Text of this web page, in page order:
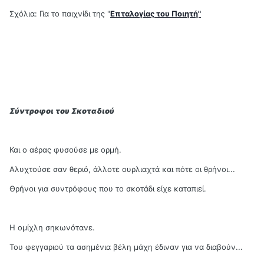
Σχόλια: Για το παιχνίδι της "Επταλογίας του Ποιητή"
Σύντροφοι του Σκοταδιού
Και ο αέρας φυσούσε με ορμή.
Αλυχτούσε σαν θεριό, άλλοτε ουρλιαχτά και πότε οι θρήνοι...
Θρήνοι για συντρόφους που το σκοτάδι είχε καταπιεί.
Η ομίχλη σηκωνότανε.
Του φεγγαριού τα ασημένια βέλη μάχη έδιναν για να διαβούν...